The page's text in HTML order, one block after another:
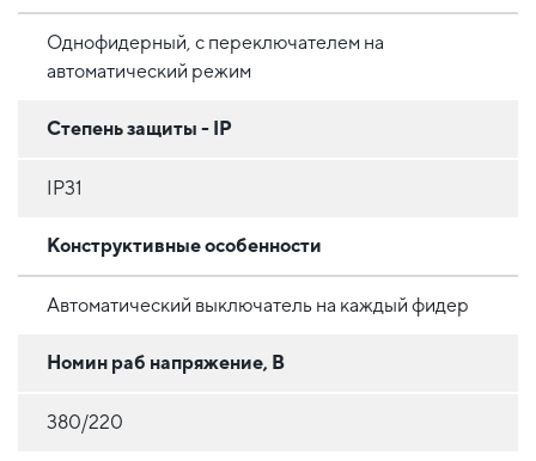
Однофидерный, с переключателем на
автоматический режим
Степень защиты - IP
IP31
Конструктивные особенности
Автоматический выключатель на каждый фидер
Номин раб напряжение, В
380/220